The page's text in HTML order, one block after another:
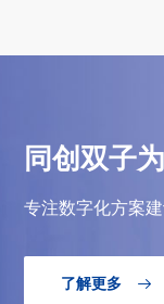
同创双子
专注数字化方案
了解更多 